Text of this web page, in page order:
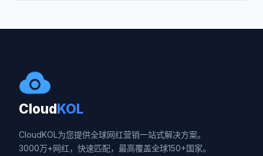
CloudKOL
CloudKOL为您提供全球网红营销一站式解决方案。
3000万+网红，快速匹配，最高覆盖全球150+国家。